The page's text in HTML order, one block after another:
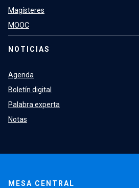
Magísteres
MOOC
NOTICIAS
Agenda
Boletín digital
Palabra experta
Notas
MESA CENTRAL